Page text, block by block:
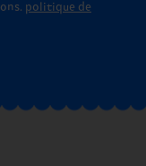
politique de